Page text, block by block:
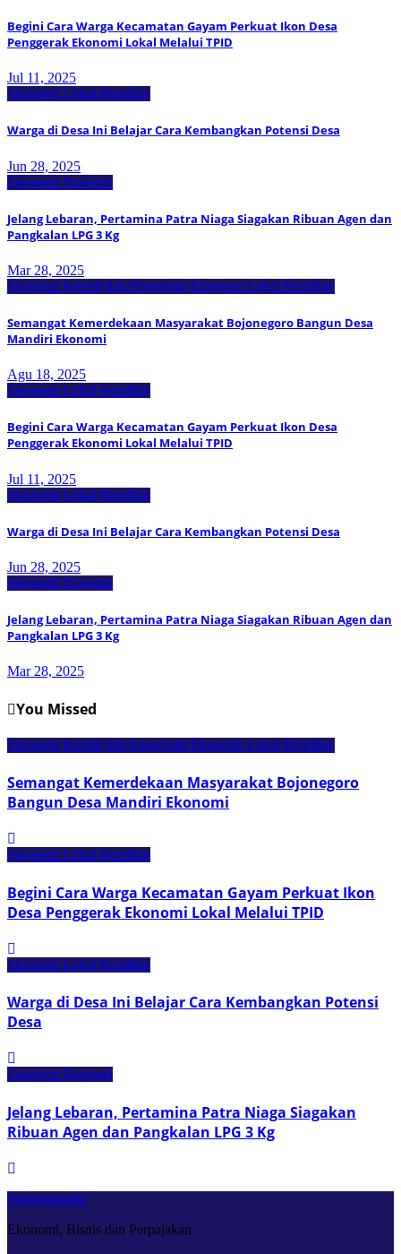
Begini Cara Warga Kecamatan Gayam Perkuat Ikon Desa
Penggerak Ekonomi Lokal Melalui TPID
Jul 11, 2025
Ekonomi Lokal Headline
Warga di Desa Ini Belajar Cara Kembangkan Potensi Desa
Jun 28, 2025
Ekonomi Nasional
Jelang Lebaran, Pertamina Patra Niaga Siagakan Ribuan Agen dan
Pangkalan LPG 3 Kg
Mar 28, 2025
Ekonomi Kreatif dan Pariwisata Ekonomi Lokal Headline
Semangat Kemerdekaan Masyarakat Bojonegoro Bangun Desa
Mandiri Ekonomi
Agu 18, 2025
Ekonomi Lokal Headline
Begini Cara Warga Kecamatan Gayam Perkuat Ikon Desa
Penggerak Ekonomi Lokal Melalui TPID
Jul 11, 2025
Ekonomi Lokal Headline
Warga di Desa Ini Belajar Cara Kembangkan Potensi Desa
Jun 28, 2025
Ekonomi Nasional
Jelang Lebaran, Pertamina Patra Niaga Siagakan Ribuan Agen dan
Pangkalan LPG 3 Kg
Mar 28, 2025
You Missed
Ekonomi Kreatif dan Pariwisata Ekonomi Lokal Headline
Semangat Kemerdekaan Masyarakat Bojonegoro
Bangun Desa Mandiri Ekonomi
Ekonomi Lokal Headline
Begini Cara Warga Kecamatan Gayam Perkuat Ikon
Desa Penggerak Ekonomi Lokal Melalui TPID
Ekonomi Lokal Headline
Warga di Desa Ini Belajar Cara Kembangkan Potensi
Desa
Ekonomi Nasional
Jelang Lebaran, Pertamina Patra Niaga Siagakan
Ribuan Agen dan Pangkalan LPG 3 Kg
Ekonompedia
Ekonomi, Bisnis dan Perpajakan